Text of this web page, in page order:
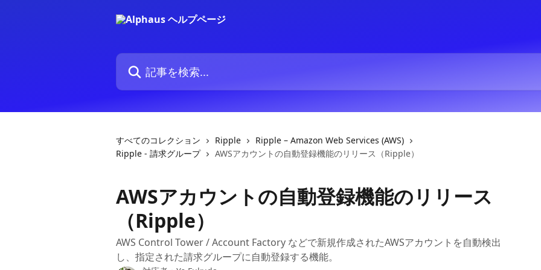
記事を検索...
すべてのコレクション Ripple
Ripple – Amazon Web Services (AWS)
Ripple - 請求グループ
AWSアカウントの自動登録機能のリリース（Ripple）
AWSアカウントの自動登録機能のリリース
（Ripple）
AWS Control Tower / Account Factory などで新規作成されたAWSアカウントを自動検出
し、指定された請求グループに自動登録する機能。